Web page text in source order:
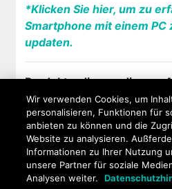
*Klicken Sie hier, um zu
Smartphone mit einem
updaten.
Produkte, die von diesem
FEVER 4G -FREDDY-
HIGHWAY STAR-
LENNY3-PULP 4G-PULP
JAM- RAINBOW LITE 4G-
FAB 4G-ROBBY-SUNNY
Wir verwenden Cookies, um
personalisieren, Funktionen für
anbieten zu können und die
Website zu analysieren.
Informationen zu Ihrer Nutzung
unsere Partner für soziale
Analysen weiter.